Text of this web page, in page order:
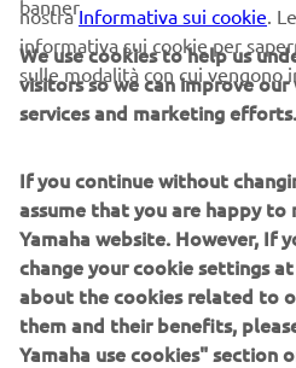
eventi ciclistici in Europa è la
per la Croce Rossa, fornendo
consentirà al personale di
medicine o cibo a chi ne ha
alla Croce Rossa Italiana".
Segui le nostre iniziative per
COVID-19 sui social media:
nostraInformativa sui cookie .
informativa sui cookie per
sulle modalità con cui vengono
banner
We use cookies to help us
visitors so we can improve
services and marketing efforts.
If you continue without
assume that you are happy
Yamaha website. However, If
change your cookie settings
about the cookies related to
them and their benefits,
Yamaha use cookies" section